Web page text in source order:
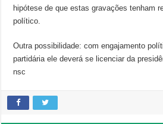
hipótese de que estas gravações tenham
político.
Outra possibilidade: com engajamento
partidária ele deverá se licenciar da
nsc